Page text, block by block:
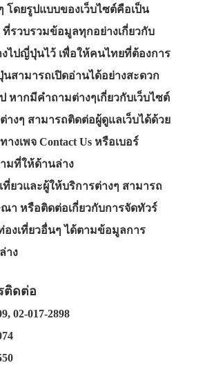
โดยรูปแบบของเว็บไซต์คือเป็น
ที่รวบรวมข้อมูลทุกอย่างเกี่ยวกับ
งไปญี่ปุ่นไว้ เพื่อให้คนไทยที่ต้องการ
สามารถเปิดอ่านได้อย่างสะดวก
หากมีคำถามต่างๆเกี่ยวกับเว็บไซต์
างๆ สามารถติดต่อผู้ดูแลเว็บได้ด้วย
งเพจ Contact Us หรือเบอร์
มที่ให้ด้านล่าง
ยวและผู้ให้บริการต่างๆ สามารถ
า หรือติดต่อเกี่ยวกับการจัดทัวร์
องเที่ยวอื่นๆ ได้ตามข้อมูลการ
าง
ติดต่อ
02-017-2898